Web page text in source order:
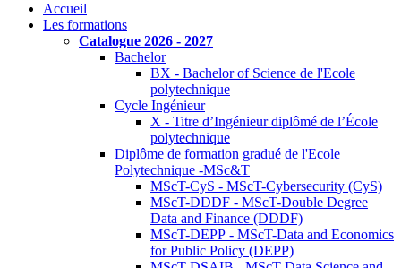
Accueil
Les formations
Catalogue 2026 - 2027
Bachelor
BX - Bachelor of Science de l'Ecole
polytechnique
Cycle Ingénieur
X - Titre d’Ingénieur diplômé de l’École
polytechnique
Diplôme de formation gradué de l'Ecole
Polytechnique -MSc&T
MScT-CyS - MScT-Cybersecurity (CyS)
MScT-DDDF - MScT-Double Degree
Data and Finance (DDDF)
MScT-DEPP - MScT-Data and Economics
for Public Policy (DEPP)